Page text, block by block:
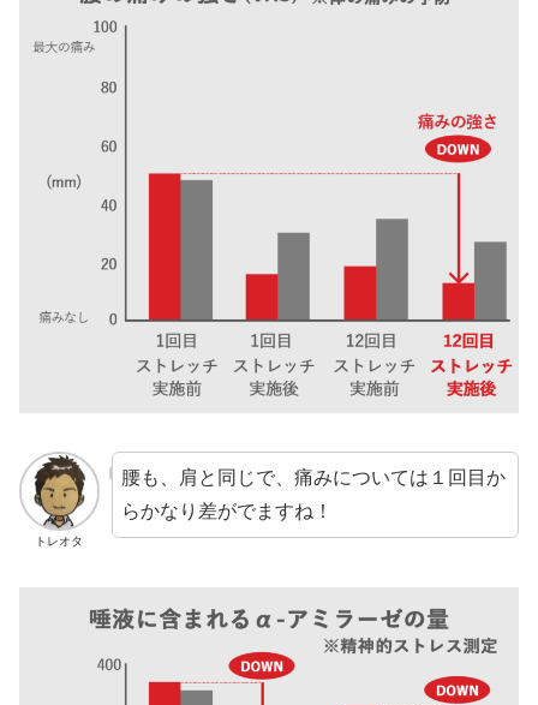
トレオタ
腰も、肩と同じで、痛みについては１回目か
らかなり差がでますね！